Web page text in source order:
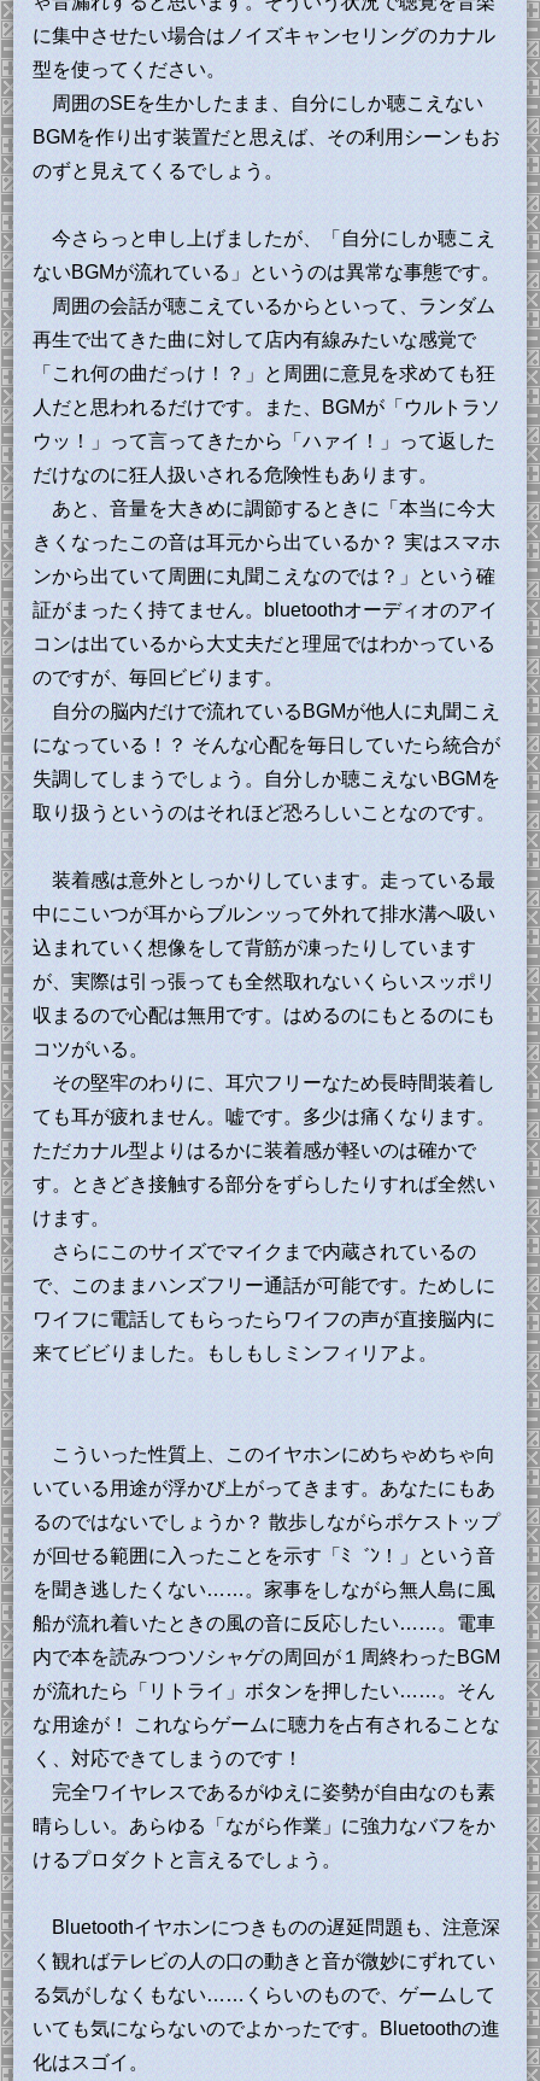
に集中させたい場合はノイズキャンセリングのカナル
型を使ってください。
周囲のSEを生かしたまま、自分にしか聴こえない
BGMを作り出す装置だと思えば、その利用シーンもお
のずと見えてくるでしょう。
今さらっと申し上げましたが、「自分にしか聴こえ
ないBGMが流れている」というのは異常な事態です。
周囲の会話が聴こえているからといって、ランダム
再生で出てきた曲に対して店内有線みたいな感覚で
「これ何の曲だっけ！？」と周囲に意見を求めても狂
人だと思われるだけです。また、BGMが「ウルトラソ
ウッ！」って言ってきたから「ハァイ！」って返した
だけなのに狂人扱いされる危険性もあります。
あと、音量を大きめに調節するときに「本当に今大
きくなったこの音は耳元から出ているか？ 実はスマホ
ンから出ていて周囲に丸聞こえなのでは？」という確
証がまったく持てません。bluetoothオーディオのアイ
コンは出ているから大丈夫だと理屈ではわかっている
のですが、毎回ビビります。
自分の脳内だけで流れているBGMが他人に丸聞こえ
になっている！？ そんな心配を毎日していたら統合が
失調してしまうでしょう。自分しか聴こえないBGMを
取り扱うというのはそれほど恐ろしいことなのです。
装着感は意外としっかりしています。走っている最
中にこいつが耳からブルンッって外れて排水溝へ吸い
込まれていく想像をして背筋が凍ったりしています
が、実際は引っ張っても全然取れないくらいスッポリ
収まるので心配は無用です。はめるのにもとるのにも
コツがいる。
その堅牢のわりに、耳穴フリーなため長時間装着し
ても耳が疲れません。嘘です。多少は痛くなります。
ただカナル型よりはるかに装着感が軽いのは確かで
す。ときどき接触する部分をずらしたりすれば全然い
けます。
さらにこのサイズでマイクまで内蔵されているの
で、このままハンズフリー通話が可能です。ためしに
ワイフに電話してもらったらワイフの声が直接脳内に
来てビビりました。もしもしミンフィリアよ。
こういった性質上、このイヤホンにめちゃめちゃ向
いている用途が浮かび上がってきます。あなたにもあ
るのではないでしょうか？ 散歩しながらポケストップ
が回せる範囲に入ったことを示す「ﾐ゛ﾝ！」という音
を聞き逃したくない……。家事をしながら無人島に風
船が流れ着いたときの風の音に反応したい……。電車
内で本を読みつつソシャゲの周回が１周終わったBGM
が流れたら「リトライ」ボタンを押したい……。そん
な用途が！ これならゲームに聴力を占有されることな
く、対応できてしまうのです！
完全ワイヤレスであるがゆえに姿勢が自由なのも素
晴らしい。あらゆる「ながら作業」に強力なバフをか
けるプロダクトと言えるでしょう。
Bluetoothイヤホンにつきものの遅延問題も、注意深
く観ればテレビの人の口の動きと音が微妙にずれてい
る気がしなくもない……くらいのもので、ゲームして
いても気にならないのでよかったです。Bluetoothの進
化はスゴイ。